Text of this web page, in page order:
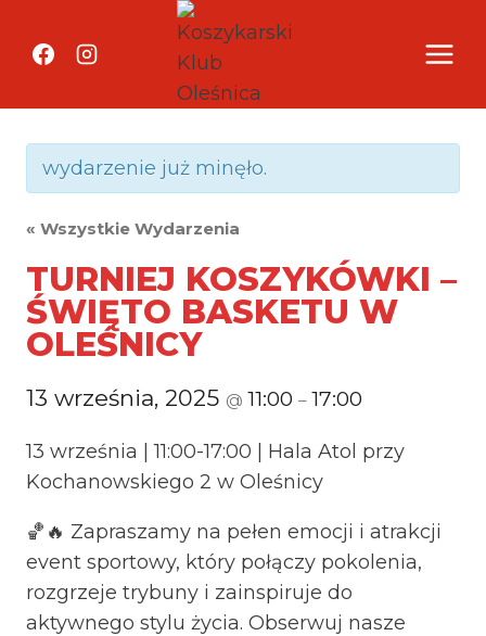
wydarzenie już minęło.
« Wszystkie Wydarzenia
TURNIEJ KOSZYKÓWKI –
ŚWIĘTO BASKETU W
OLEŚNICY
13 września, 2025 @ 11:00 – 17:00
13 września | 11:00-17:00 | Hala Atol przy
Kochanowskiego 2 w Oleśnicy
🏀🔥 Zapraszamy na pełen emocji i atrakcji
event sportowy, który połączy pokolenia,
rozgrzeje trybuny i zainspiruje do
aktywnego stylu życia. Obserwuj nasze